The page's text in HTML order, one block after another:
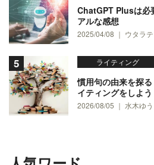
ChatGPT Plusは必
アルな感想
2025/04/08 ｜ ウタラテ
ライティング
慣用句の由来を探
イティングをしよう
2026/08/05 ｜ 水木ゆう